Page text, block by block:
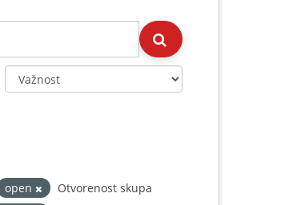
open
Otvorenost skupa